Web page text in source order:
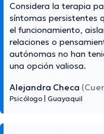
Considera la terapia
síntomas persistentes
el funcionamiento,
relaciones o
autónomas no han
una opción valiosa.
Alejandra Checa
Psicólogo Guayaquil